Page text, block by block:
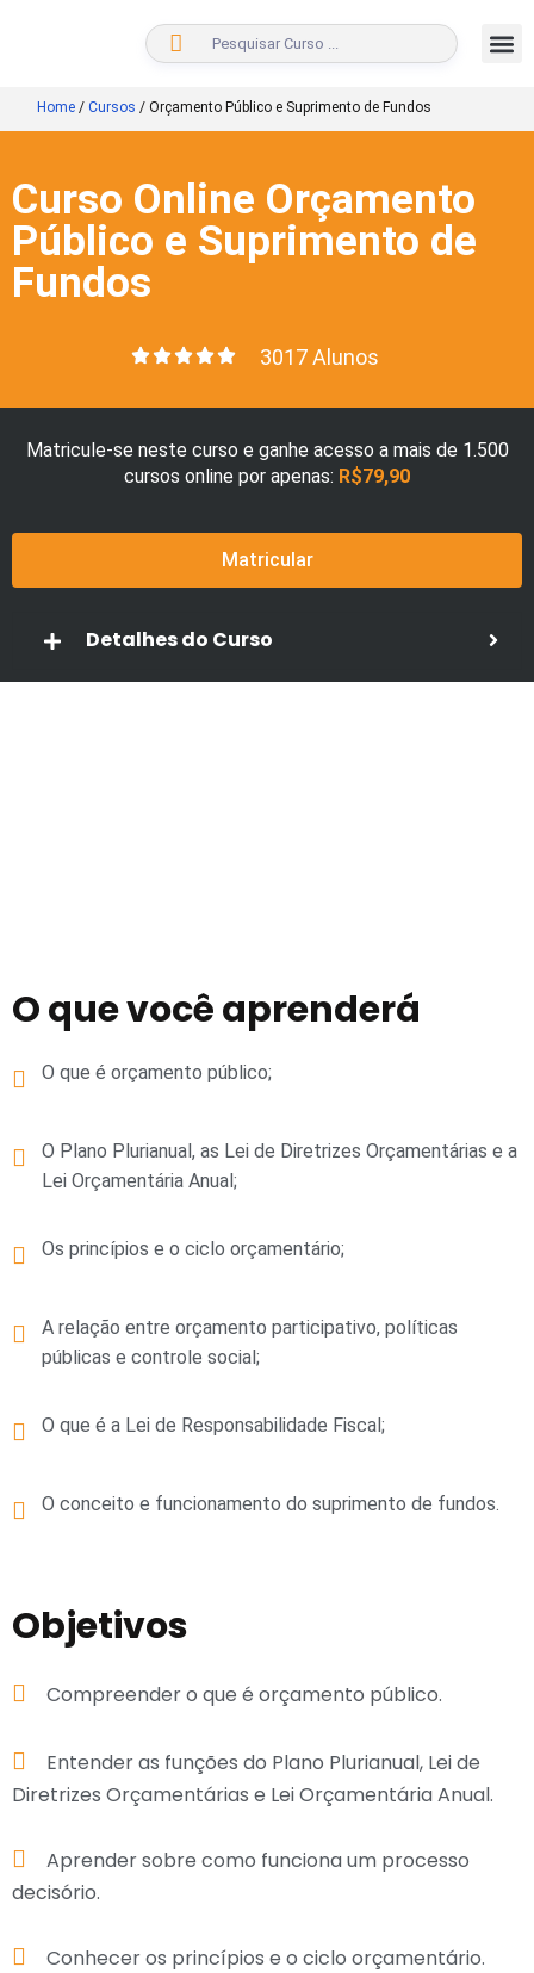
BUSCAR
Home / Cursos / Orçamento Público e Suprimento de Fundos
Curso Online Orçamento
Público e Suprimento de
Fundos
3017 Alunos
Matricule-se neste curso e ganhe acesso a mais de 1.500
cursos online por apenas: R$79,90
Matricular
Detalhes do Curso
O que você aprenderá
O que é orçamento público;
O Plano Plurianual, as Lei de Diretrizes Orçamentárias e a
Lei Orçamentária Anual;
Os princípios e o ciclo orçamentário;
A relação entre orçamento participativo, políticas
públicas e controle social;
O que é a Lei de Responsabilidade Fiscal;
O conceito e funcionamento do suprimento de fundos.
Objetivos
Compreender o que é orçamento público.
Entender as funções do Plano Plurianual, Lei de
Diretrizes Orçamentárias e Lei Orçamentária Anual.
Aprender sobre como funciona um processo
decisório.
Conhecer os princípios e o ciclo orçamentário.